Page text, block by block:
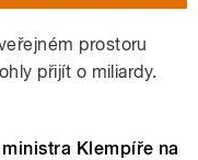
prostoru
přijít o miliardy.
Klempíře na